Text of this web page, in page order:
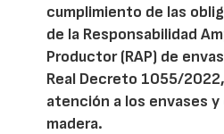
cumplimiento de las
de la Responsabilidad
Productor (RAP) de
Real Decreto 1055/
atención a los envases y
madera.